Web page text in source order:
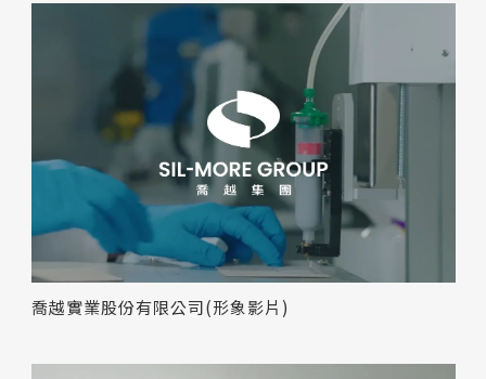
喬越實業股份有限公司(形象影片)